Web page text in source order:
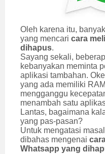
Oleh karena itu,
yang mencari cara
dihapus.
Sayang sekali,
kebanyakan meminta
aplikasi tambahan.
yang ada memiliki
mengganggu
menambah satu
Lantas, bagaimana
yang pas-pasan?
Untuk mengatasi
dibahas mengenai
Whatsapp yang